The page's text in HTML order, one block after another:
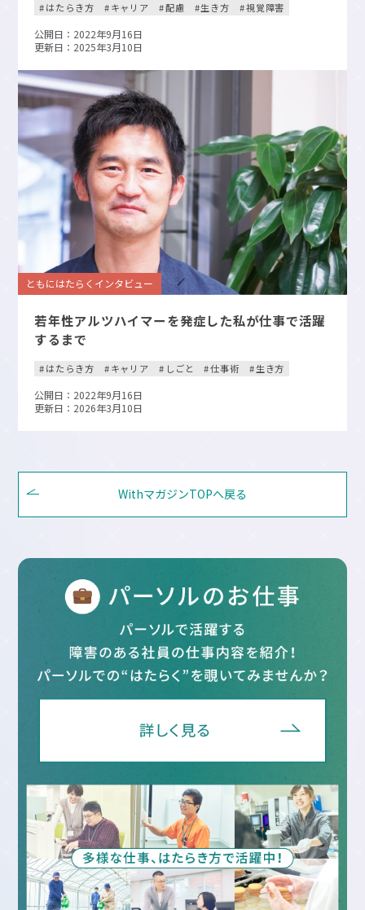
はたらき方 キャリア 配慮 生き方 視覚障害
公開日：2022年9月16日
更新日：2025年3月10日
ともにはたらくインタビュー
若年性アルツハイマーを発症した私が仕事で活躍
するまで
はたらき方 キャリア しごと 仕事術 生き方
公開日：2022年9月16日
更新日：2026年3月10日
WithマガジンTOPへ戻る